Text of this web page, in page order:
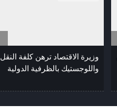
وزيرة الاقتصاد ترهن كلفة النقل
واللوجستيك بالظرفية الدولية